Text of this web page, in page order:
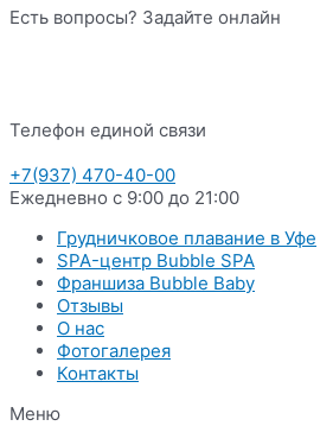
Есть вопросы? Задайте онлайн
Телефон единой связи
+7(937) 470-40-00
Ежедневно с 9:00 до 21:00
Грудничковое плавание в Уфе
SPA-центр Bubble SPA
Франшиза Bubble Baby
Отзывы
О нас
Фотогалерея
Контакты
Меню